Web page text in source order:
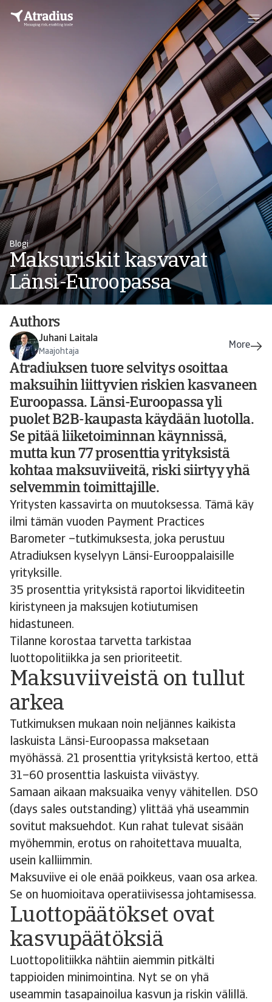
Blogi
Maksuriskit kasvavat
Länsi-Euroopassa
Authors
Juhani Laitala
Maajohtaja
Atradiuksen tuore selvitys osoittaa
maksuihin liittyvien riskien kasvaneen
Euroopassa. Länsi-Euroopassa yli
puolet B2B-kaupasta käydään luotolla.
Se pitää liiketoiminnan käynnissä,
mutta kun 77 prosenttia yrityksistä
kohtaa maksuviiveitä, riski siirtyy yhä
selvemmin toimittajille.
Yritysten kassavirta on muutoksessa. Tämä käy
ilmi tämän vuoden Payment Practices
Barometer –tutkimuksesta, joka perustuu
Atradiuksen kyselyyn Länsi-Eurooppalaisille
yrityksille.
35 prosenttia yrityksistä raportoi likviditeetin
kiristyneen ja maksujen kotiutumisen
hidastuneen.
Tilanne korostaa tarvetta tarkistaa
luottopolitiikka ja sen prioriteetit.
Maksuviiveistä on tullut
arkea
Tutkimuksen mukaan noin neljännes kaikista
laskuista Länsi-Euroopassa maksetaan
myöhässä. 21 prosenttia yrityksistä kertoo, että
31–60 prosenttia laskuista viivästyy.
Samaan aikaan maksuaika venyy vähitellen. DSO
(days sales outstanding) ylittää yhä useammin
sovitut maksuehdot. Kun rahat tulevat sisään
myöhemmin, erotus on rahoitettava muualta,
usein kalliimmin.
Maksuviive ei ole enää poikkeus, vaan osa arkea.
Se on huomioitava operatiivisessa johtamisessa.
Luottopäätökset ovat
kasvupäätöksiä
Luottopolitiikka nähtiin aiemmin pitkälti
tappioiden minimointina. Nyt se on yhä
useammin tasapainoilua kasvun ja riskin välillä.